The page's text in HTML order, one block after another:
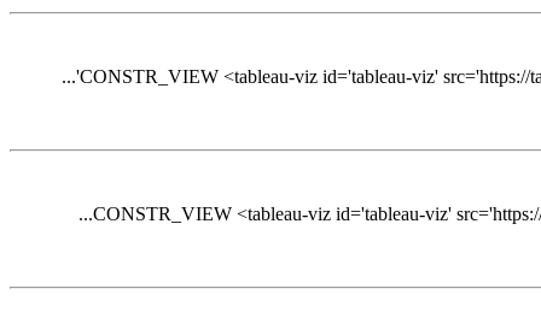
CONSTR_VIEW <tableau-viz id='tableau-viz' src='https://
CONSTR_VIEW <tableau-viz id='tableau-viz'